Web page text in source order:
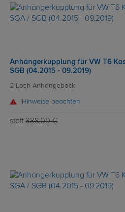
Anhängerkupplung für VW T6
SGB (04.2015 - 09.2019)
2-Loch Anhängebock
Hinweise beachten
statt 338,00 €